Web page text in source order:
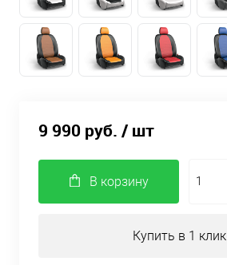
9 990 руб. / шт
В корзину
Купить в 1 клик